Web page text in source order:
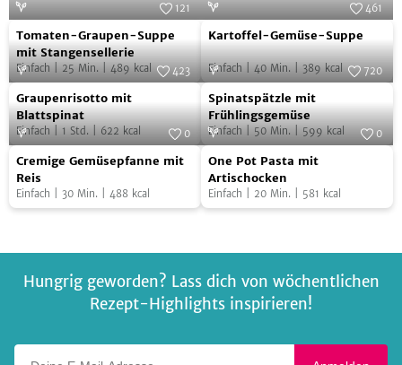
Tomaten-
Graupen-
Suppe
mit
Stangensellerie
121
Tomaten-Graupen-Suppe
mit Stangensellerie
Einfach 25 Min. 489 kcal
Kartoffel-
Gemüse-
Suppe
461
Kartoffel-Gemüse-Suppe
Einfach 40 Min. 389 kcal
Graupenrisotto
mit
Blattspinat
Foto:
423
Graupenrisotto mit
Blattspinat
Einfach 1 Std. 622 kcal
Spinatspätzle
mit
Frühlingsgemüse
Foto:
720
Spinatspätzle mit
Frühlingsgemüse
Einfach 50 Min. 599 kcal
Cremige
Gemüsepfanne
mit
Foto: SevenCooks
0
Cremige Gemüsepfanne mit
Reis
Einfach 30 Min. 488 kcal
One
Pot
Pasta
Foto:
0
One Pot Pasta mit
Artischocken
Einfach 20 Min. 581 kcal
Hungrig geworden? Lass dich von wöchentlichen
Rezept-Highlights inspirieren!